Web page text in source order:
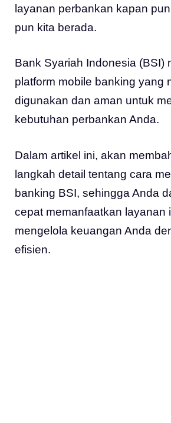
layanan perbankan kapan
pun kita berada.
Bank Syariah Indonesia (BSI)
platform mobile banking yang
digunakan dan aman untuk
kebutuhan perbankan Anda.
Dalam artikel ini, akan
langkah detail tentang cara
banking BSI, sehingga Anda
cepat memanfaatkan layanan
mengelola keuangan Anda
efisien.